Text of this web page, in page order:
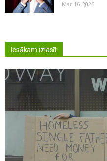
Mar 16, 2026
Iesākam izlasīt